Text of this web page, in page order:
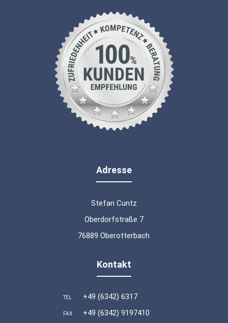
Adresse
Stefan Cuntz
Oberdorfstraße 7
76889 Oberotterbach
Kontakt
TEL +49 (6342) 6317
FAX +49 (6342) 9197410